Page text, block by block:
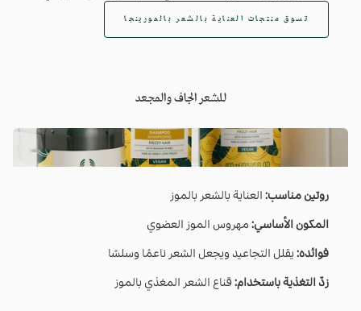
تسوق منتجات العناية بالشعر بالمورينجا
للشعر الجاف والمجعد
روتين مناسب: العناية بالشعر بالموز
المكون الأساسي: مهروس الموز العضوي
فوائده:يقلل التجاعيد ويجعل الشعر ناعمًا وسلسًا
زدّ التغذية باستخدام: قناع الشعر المغذي بالموز